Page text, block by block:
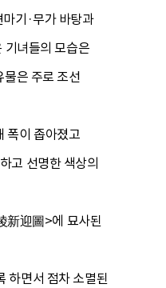
기·무가 바탕과
기녀들의 모습은
물은 주로 조선
폭이 좁아졌고
고 선명한 색상의
新迎圖>에 묘사된
하면서 점차 소멸된